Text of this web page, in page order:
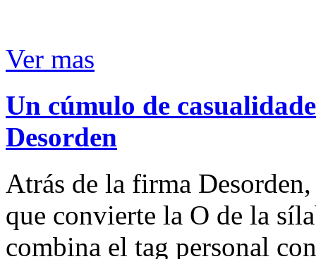
Ver mas
Un cúmulo de
Desorden
Atrás de la firma
que convierte la O de la
combina el tag personal